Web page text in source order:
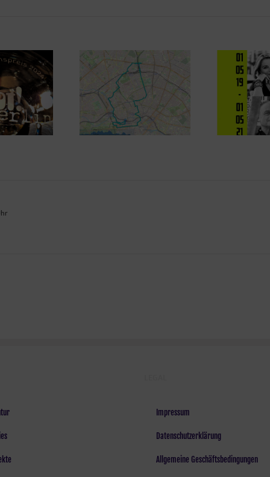
PR fängt vor
Haustür an!
20 Jahre!
Impressum
Datenschutzerklärung
Allgemeine Geschäftsbedingungen